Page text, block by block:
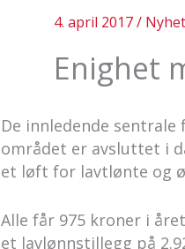
4. april 2017/
Enighet
De innledende
området er avsluttet i
et løft for lavtlønte og
Alle får 975 kroner i
et lavlønnstillegg på